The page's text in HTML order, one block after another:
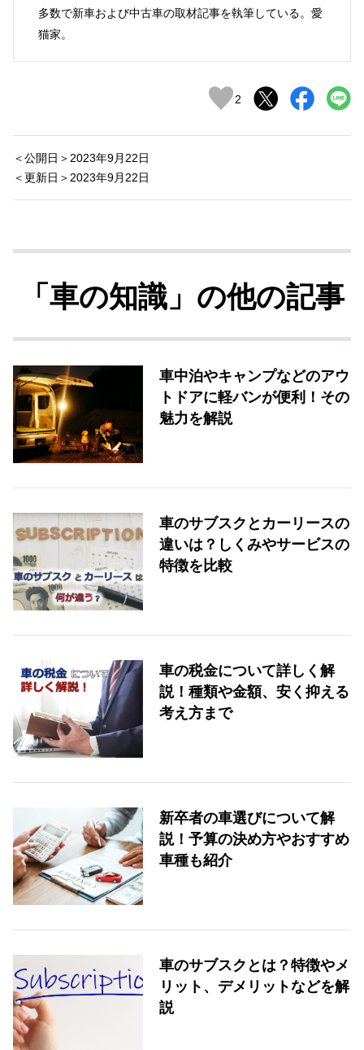
多数で新車および中古車の取材記事を執筆している。愛
猫家。
2
＜公開日＞2023年9月22日
＜更新日＞2023年9月22日
「車の知識」の他の記事
車中泊やキャンプなどのアウ
トドアに軽バンが便利！その
魅力を解説
車のサブスクとカーリースの
違いは？しくみやサービスの
特徴を比較
車の税金について詳しく解
説！種類や金額、安く抑える
考え方まで
新卒者の車選びについて解
説！予算の決め方やおすすめ
車種も紹介
車のサブスクとは？特徴やメ
リット、デメリットなどを解
説